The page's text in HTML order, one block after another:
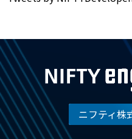
ニフティ株